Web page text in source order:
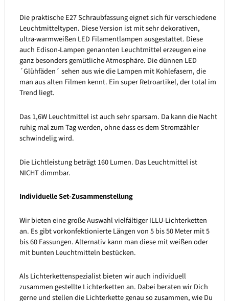
Die praktische E27 Schraubfassung eignet sich für verschiedene
Leuchtmitteltypen. Diese Version ist mit sehr dekorativen,
ultra-warmweißen LED Filamentlampen ausgestattet. Diese
auch Edison-Lampen genannten Leuchtmittel erzeugen eine
ganz besonders gemütliche Atmosphäre. Die dünnen LED
´Glühfäden´ sehen aus wie die Lampen mit Kohlefasern, die
man aus alten Filmen kennt. Ein super Retroartikel, der total im
Trend liegt.
Das 1,6W Leuchtmittel ist auch sehr sparsam. Da kann die Nacht
ruhig mal zum Tag werden, ohne dass es dem Stromzähler
schwindelig wird.
Die Lichtleistung beträgt 160 Lumen. Das Leuchtmittel ist
NICHT dimmbar.
Individuelle Set-Zusammenstellung
Wir bieten eine große Auswahl vielfältiger ILLU-Lichterketten
an. Es gibt vorkonfektionierte Längen von 5 bis 50 Meter mit 5
bis 60 Fassungen. Alternativ kann man diese mit weißen oder
mit bunten Leuchtmitteln bestücken.
Als Lichterkettenspezialist bieten wir auch individuell
zusammen gestellte Lichterketten an. Dabei beraten wir Dich
gerne und stellen die Lichterkette genau so zusammen, wie Du